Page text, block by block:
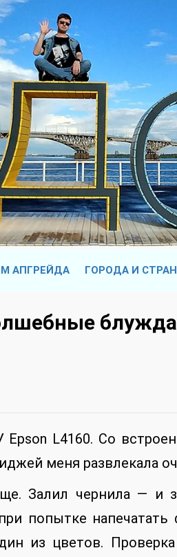
АПГРЕЙДА ГОРОДА И
L4160. Со
меня развлекала
Залил чернила — и
попытке
из цветов.